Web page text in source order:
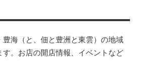
海（と、佃と豊洲と東雲）の地域
。お店の開店情報、イベントなど